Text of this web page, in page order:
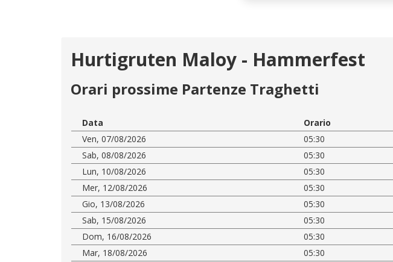
Hurtigruten Maloy - Hammerfest
Orari prossime Partenze Traghetti
Data Orario
Ven, 07/08/2026
05:30
Sab, 08/08/2026
05:30
Lun, 10/08/2026
05:30
Mer, 12/08/2026
05:30
Gio, 13/08/2026
05:30
Sab, 15/08/2026
05:30
Dom, 16/08/2026
05:30
Mar, 18/08/2026
05:30